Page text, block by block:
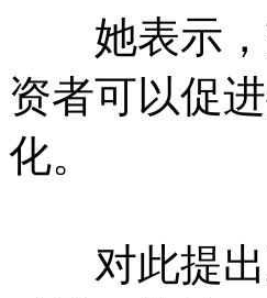
她表示，
资者可以促
化。
对此提出